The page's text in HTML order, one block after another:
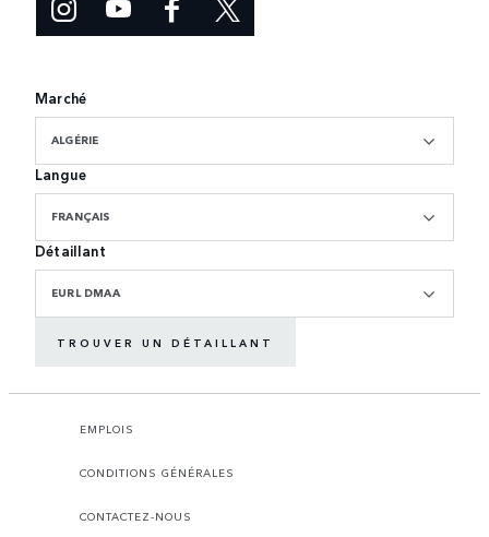
Marché
ALGÉRIE
Langue
FRANÇAIS
Détaillant
EURL DMAA
TROUVER UN DÉTAILLANT
EMPLOIS
CONDITIONS GÉNÉRALES
CONTACTEZ-NOUS